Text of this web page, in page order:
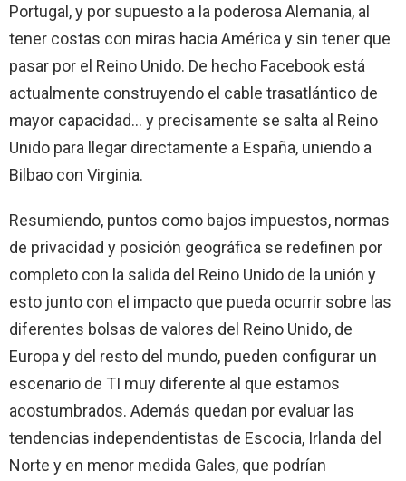
Portugal, y por supuesto a la poderosa Alemania, al
tener costas con miras hacia América y sin tener que
pasar por el Reino Unido. De hecho Facebook está
actualmente construyendo el cable trasatlántico de
mayor capacidad… y precisamente se salta al Reino
Unido para llegar directamente a España, uniendo a
Bilbao con Virginia.
Resumiendo, puntos como bajos impuestos, normas
de privacidad y posición geográfica se redefinen por
completo con la salida del Reino Unido de la unión y
esto junto con el impacto que pueda ocurrir sobre las
diferentes bolsas de valores del Reino Unido, de
Europa y del resto del mundo, pueden configurar un
escenario de TI muy diferente al que estamos
acostumbrados. Además quedan por evaluar las
tendencias independentistas de Escocia, Irlanda del
Norte y en menor medida Gales, que podrían